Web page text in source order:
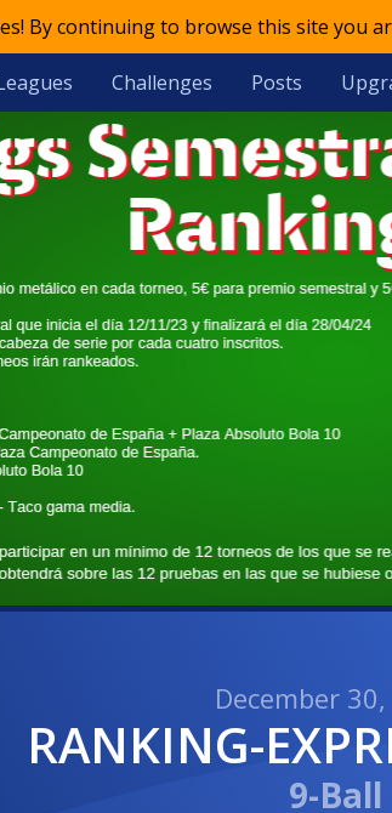
By continuing to browse this site you
Challenges Posts
December
RANKING-
9-Ball